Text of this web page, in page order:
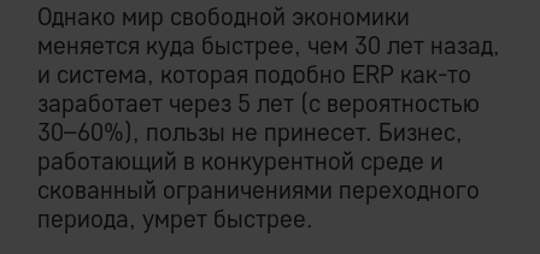
Однако мир свободной экономики
меняется куда быстрее, чем 30 лет назад,
и система, которая подобно ERP как-то
заработает через 5 лет (с вероятностью
30–60%), пользы не принесет. Бизнес,
работающий в конкурентной среде и
скованный ограничениями переходного
периода, умрет быстрее.